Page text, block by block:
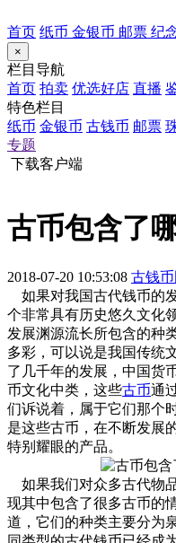
首页 纸币 金银币 邮票 纪
×
栏目导航
首页 拍卖 优选好店 直播
特色栏目
纸币 金银币 古钱币 邮票
专题
下载客户端
古币包含了
2018-07-20 10:53:08 古钱
如果对我国古代钱币的
个非常具有历史悠久文化
发展渊源流长所包含的种
多彩，可以说是我国传统
了几千年的发展，中国货
币文化中类，这些古币通
们诉说着，属于它们那个
是这些古币，在不断发展
特别耀眼的产品。
如果我们对众多古代物
现其中包含了很多古币的
道，它们的种类主要分为